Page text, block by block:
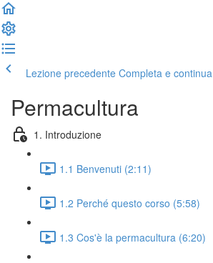
Lezione precedente Completa e continua
Permacultura
1. Introduzione
1.1 Benvenuti (2:11)
1.2 Perché questo corso (5:58)
1.3 Cos'è la permacultura (6:20)